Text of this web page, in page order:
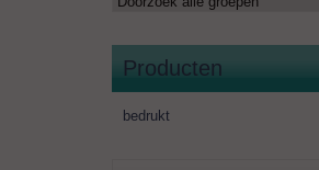
Producten
bedrukt